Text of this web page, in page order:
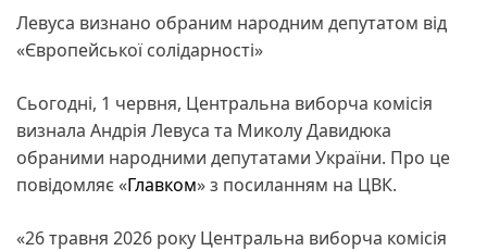
Левуса визнано обраним народним депутатом від
«Європейської солідарності»
Сьогодні, 1 червня, Центральна виборча комісія
визнала Андрія Левуса та Миколу Давидюка
обраними народними депутатами України. Про це
повідомляє «Главком» з посиланням на ЦВК.
«26 травня 2026 року Центральна виборча комісія